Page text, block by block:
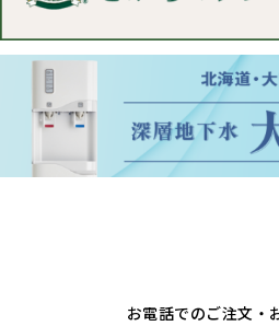
お電話でのご注文・